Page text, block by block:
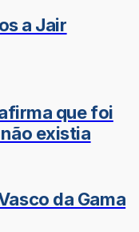
a Jair
que foi
existia
da Gama